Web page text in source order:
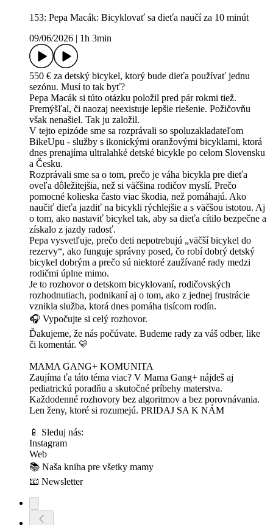
153: Pepa Macák: Bicyklovať sa dieťa naučí za 10 minút
09/06/2026
1h 3min
550 € za detský bicykel, ktorý bude dieťa používať jednu
sezónu. Musí to tak byť?
Pepa Macák si túto otázku položil pred pár rokmi tiež.
Premýšľal, či naozaj neexistuje lepšie riešenie. Požičovňu
však nenašiel. Tak ju založil.
V tejto epizóde sme sa rozprávali so spoluzakladateľom
BikeUpu - služby s ikonickými oranžovými bicyklami, ktorá
dnes prenajíma ultralahké detské bicykle po celom Slovensku
a Česku.
Rozprávali sme sa o tom, prečo je váha bicykla pre dieťa
oveľa dôležitejšia, než si väčšina rodičov myslí. Prečo
pomocné kolieska často viac škodia, než pomáhajú. Ako
naučiť dieťa jazdiť na bicykli rýchlejšie a s väčšou istotou. Aj
o tom, ako nastaviť bicykel tak, aby sa dieťa cítilo bezpečne a
získalo z jazdy radosť.
Pepa vysvetľuje, prečo deti nepotrebujú „väčší bicykel do
rezervy“, ako funguje správny posed, čo robí dobrý detský
bicykel dobrým a prečo sú niektoré zaužívané rady medzi
rodičmi úplne mimo.
Je to rozhovor o detskom bicyklovaní, rodičovských
rozhodnutiach, podnikaní aj o tom, ako z jednej frustrácie
vznikla služba, ktorá dnes pomáha tisícom rodín.
🎧 Vypočujte si celý rozhovor.
Ďakujeme, že nás počúvate. Budeme rady za váš odber, like
či komentár. 💛
MAMA GANG+ KOMUNITA
Zaujíma ťa táto téma viac? V Mama Gang+ nájdeš aj
pediatrickú poradňu a skutočné príbehy materstva.
Každodenné rozhovory bez algoritmov a bez porovnávania.
Len ženy, ktoré si rozumejú. ⁠⁠⁠⁠PRIDAJ SA K NÁM⁠⁠⁠⁠⁠
📱 Sleduj nás:
⁠⁠⁠⁠⁠Instagram⁠⁠⁠⁠⁠
⁠⁠⁠⁠⁠Web⁠⁠⁠⁠⁠
📚 ⁠⁠⁠⁠⁠Naša kniha pre všetky mamy⁠⁠⁠⁠⁠
📧 ⁠⁠⁠⁠⁠Newsletter⁠⁠